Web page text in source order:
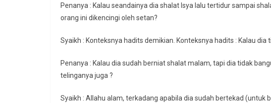
Penanya : Kalau seandainya dia shalat Isya lalu tertidur sampai
orang ini dikencingi oleh setan?
Syaikh : Konteksnya hadits demikian. Konteksnya hadits : Kalau
Penanya : Kalau dia sudah berniat shalat malam, tapi dia tidak
telinganya juga ?
Syaikh : Allahu alam, terkadang apabila dia sudah bertekad (untuk